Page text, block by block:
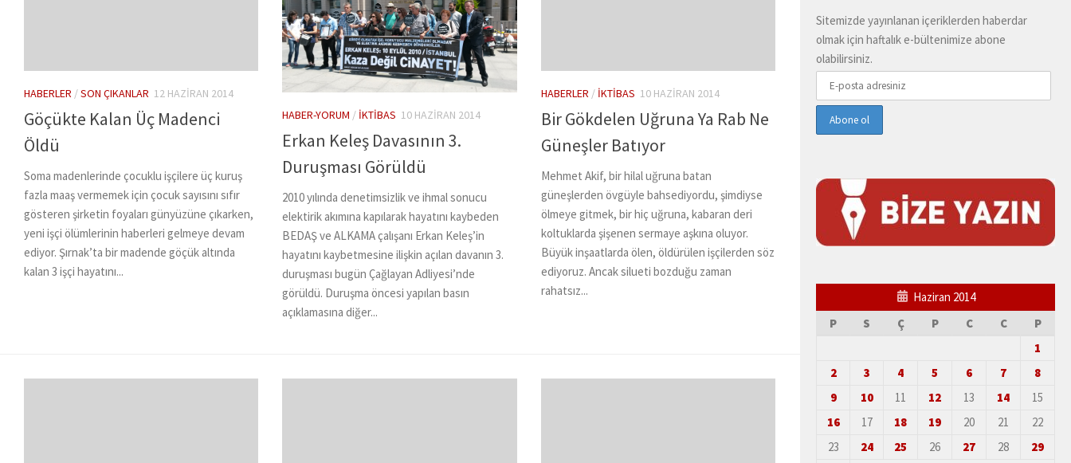
HABERLER /SON ÇIKANLAR 12 HAZIRAN 2014
Göçükte Kalan Üç Madenci
Öldü
Soma madenlerinde çocuklu işçilere üç kuruş
fazla maaş vermemek için çocuk sayısını sıfır
gösteren şirketin foyaları günyüzüne çıkarken,
yeni işçi ölümlerinin haberleri gelmeye devam
ediyor. Şırnak’ta bir madende göçük altında
kalan 3 işçi hayatını...
HABER-YORUM / İKTIBAS 10 HAZIRAN 2014
Erkan Keleş Davasının 3.
Duruşması Görüldü
2010 yılında denetimsizlik ve ihmal sonucu
elektirik akımına kapılarak hayatını kaybeden
BEDAŞ ve ALKAMA çalışanı Erkan Keleş’in
hayatını kaybetmesine ilişkin açılan davanın 3.
duruşması bugün Çağlayan Adliyesi’nde
görüldü. Duruşma öncesi yapılan basın
açıklamasına diğer...
HABERLER / İKTIBAS 10 HAZIRAN 2014
Bir Gökdelen Uğruna Ya Rab Ne
Güneşler Batıyor
Mehmet Akif, bir hilal uğruna batan
güneşlerden övgüyle bahsediyordu, şimdiyse
ölmeye gitmek, bir hiç uğruna, kabaran deri
koltuklarda şişenen sermaye aşkına oluyor.
Büyük inşaatlarda ölen, öldürülen işçilerden söz
ediyoruz. Ancak silueti bozduğu zaman
rahatsız...
Sitemizde yayınlanan içeriklerden haberdar
olmak için haftalık e-bültenimize abone
olabilirsiniz.
Haziran 2014
P
S Ç P C C
P
1
2
3 4 5 6 7
8
9
10 11 12 13 14
15
16
17 18 19 20 21
22
23
24 25 26 27 28
29